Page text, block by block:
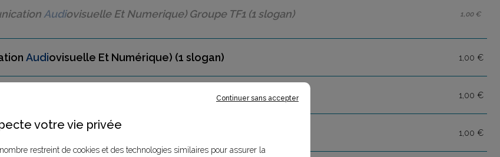
Audiovisuelle Et Numerique) Groupe TF1 (1 slogan) 1,00 €
Audiovisuelle Et Numérique) (1 slogan) 1,00 €
1,00 €
1,00 €
Continuer sans accepter
votre vie privée
restreint de cookies et des technologies similaires pour assurer la